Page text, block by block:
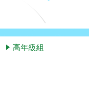
高年級組